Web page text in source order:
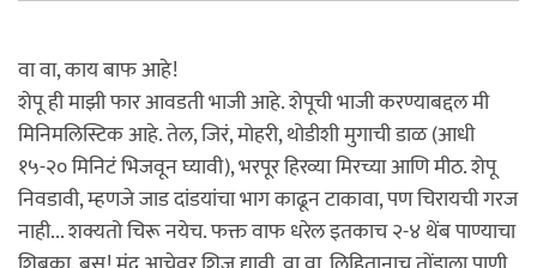
वा वा, काय बाफ आहे!
शेपू ही माझी फार आवडती भाजी आहे. शेपूची भाजी करण्याबद्दल मी
मिनिमलिस्टिक आहे. तेल, जिरं, मोहरी, थोडीशी मुगाची डाळ (आधी
१५-२० मिनिटं भिजवून घ्यावी), भरपूर हिरव्या मिरच्या आणि मीठ. शेपू
निवडावी, म्हणजे जाड दांडयांचा भाग काढून टाकावा, पण चिरायची गरज
नाही... शक्यतो चिरू नयेच. फक्त वाफ धरेल इतकाच २-४ थेंब पाण्याचा